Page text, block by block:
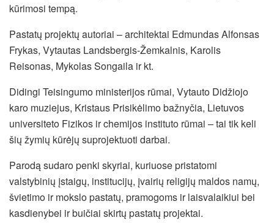
kūrimosi tempą.
Pastatų projektų autoriai – architektai Edmundas Alfonsas
Frykas, Vytautas Landsbergis‑Žemkalnis, Karolis
Reisonas, Mykolas Songaila ir kt.
Didingi Teisingumo ministerijos rūmai, Vytauto Didžiojo
karo muziejus, Kristaus Prisikėlimo bažnyčia, Lietuvos
universiteto Fizikos ir chemijos instituto rūmai – tai tik keli
šių žymių kūrėjų suprojektuoti darbai.
Parodą sudaro penki skyriai, kuriuose pristatomi
valstybinių įstaigų, institucijų, įvairių religijų maldos namų,
švietimo ir mokslo pastatų, pramogoms ir laisvalaikiui bei
kasdienybei ir buičiai skirtų pastatų projektai.